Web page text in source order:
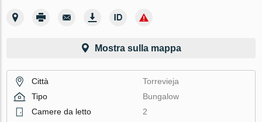
Mostra sulla mappa
Città
Torrevieja
Tipo
Bungalow
Camere da letto
2